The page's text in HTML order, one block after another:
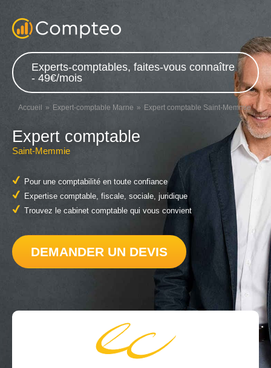
Experts-comptables, faites-vous connaître
- 49€/mois
Accueil Expert-comptable Marne Expert comptable Saint-Memmie
Expert comptable
Saint-Memmie
Pour une comptabilité en toute confiance
Expertise comptable, fiscale, sociale, juridique
Trouvez le cabinet comptable qui vous convient
DEMANDER UN DEVIS